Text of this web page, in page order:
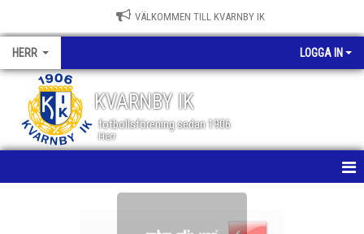
VÄLKOMMEN TILL KVARNBY IK
HERR LOGGA IN
KVARNBY IK
fotbollsförening sedan 1906
Herr